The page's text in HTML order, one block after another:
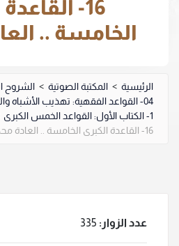
16-
الخامسة ..
الرئيسية > المكتبة الصوتية > الشروح
04- القواعد الفقهية: تهذيب الأشباه والنظائر
1- الكتاب الأول: القواعد الخمس الكبرى
16- القاعدة الكبرى الخامسة .. العادة محكمة
عدد الزوار: 335